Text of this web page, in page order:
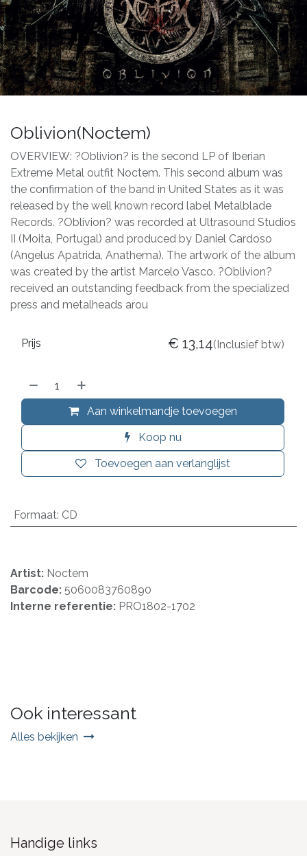
Oblivion(Noctem)
OVERVIEW: ?Oblivion? is the second LP of Iberian
Extreme Metal outfit Noctem. This second album was
the confirmation of the band in United States as it was
released by the well known record label Metalblade
Records. ?Oblivion? was recorded at Ultrasound Studios
II (Moita, Portugal) and produced by Daniel Cardoso
(Angelus Apatrida, Anathema). The artwork of the album
was created by the artist Marcelo Vasco. ?Oblivion?
received an outstanding feedback from the specialized
press and metalheads arou
Aan winkelmandje toevoegen
Koop nu
Toevoegen aan verlanglijst
Prijs € 13,14(Inclusief btw)
Formaat: CD
Artist: Noctem
Barcode: 5060083760890
Interne referentie: PRO1802-1702
Ook interessant
Alles bekijken
Handige links